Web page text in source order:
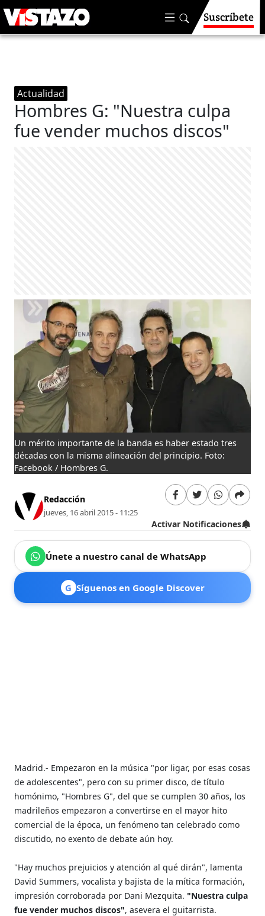
Suscríbete
Actualidad
Hombres G: "Nuestra culpa
fue vender muchos discos"
Un mérito importante de la banda es haber estado tres
décadas con la misma alineación del principio. Foto:
Facebook / Hombres G.
Redacción
jueves, 16 abril 2015 - 11:25
Activar Notificaciones
Únete a nuestro canal de WhatsApp
G Síguenos en Google Discover
Madrid.- Empezaron en la música "por ligar, por esas cosas
de adolescentes", pero con su primer disco, de título
homónimo, "Hombres G", del que se cumplen 30 años, los
madrileños empezaron a convertirse en el mayor hito
comercial de la época, un fenómeno tan celebrado como
discutido, no exento de debate aún hoy.
"Hay muchos prejuicios y atención al qué dirán", lamenta
David Summers, vocalista y bajista de la mítica formación,
impresión corroborada por Dani Mezquita. "Nuestra culpa
fue vender muchos discos", asevera el guitarrista.